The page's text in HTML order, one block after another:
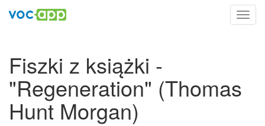
Fiszki z książki -
"Regeneration" (Thomas
Hunt Morgan)